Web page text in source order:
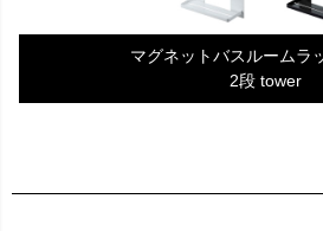
マグネットバスルームラ
2段 tower